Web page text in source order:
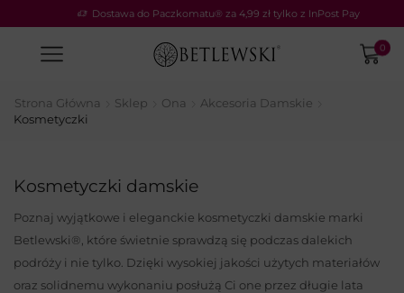
Dostawa do Paczkomatu® za 4,99 zł tylko z InPost Pay
0
Strona Główna Sklep Ona
Akcesoria Damskie
Kosmetyczki
Kosmetyczki damskie
Poznaj wyjątkowe i eleganckie kosmetyczki damskie marki
Betlewski®, które świetnie sprawdzą się podczas dalekich
podróży i nie tylko. Dzięki wysokiej jakości użytych materiałów
oraz solidnemu wykonaniu posłużą Ci one przez długie lata